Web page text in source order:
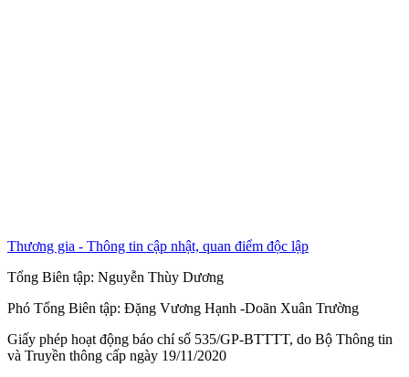
Thương gia - Thông tin cập nhật, quan điểm độc lập
Tổng Biên tập: Nguyễn Thùy Dương
Phó Tổng Biên tập: Đặng Vương Hạnh -Doãn Xuân Trường
Giấy phép hoạt động báo chí số 535/GP-BTTTT, do Bộ Thông tin
và Truyền thông cấp ngày 19/11/2020